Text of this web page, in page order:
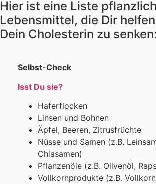
Hier ist eine Liste
Lebensmittel, die Dir
Dein Cholesterin zu senken:
Selbst-Check
Isst Du sie?
Haferflocken
Linsen und Bohnen
Äpfel, Beeren, Zitrusfrüchte
Nüsse und Samen (z.B.
Chiasamen)
Pflanzenöle (z.B. Olivenöl,
Vollkornprodukte (z.B.